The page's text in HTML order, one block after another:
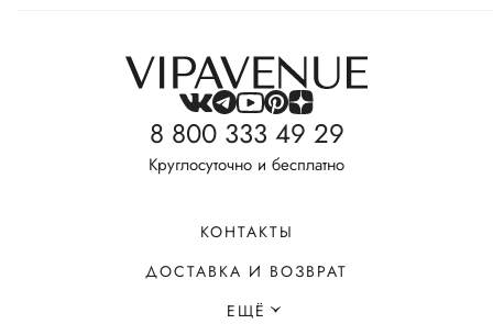
8 800 333 49 29
Круглосуточно и бесплатно
КОНТАКТЫ
ДОСТАВКА И ВОЗВРАТ
ЕЩЁ